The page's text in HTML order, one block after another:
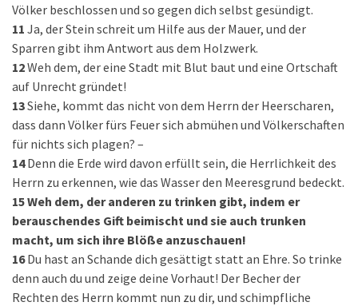
Völker beschlossen und so gegen dich selbst gesündigt.
11 Ja, der Stein schreit um Hilfe aus der Mauer, und der
Sparren gibt ihm Antwort aus dem Holzwerk.
12Weh dem, der eine Stadt mit Blut baut und eine Ortschaft
auf Unrecht gründet!
13Siehe, kommt das nicht von dem Herrn der Heerscharen,
dass dann Völker fürs Feuer sich abmühen und Völkerschaften
für nichts sich plagen? –
14 Denn die Erde wird davon erfüllt sein, die Herrlichkeit des
Herrn zu erkennen, wie das Wasser den Meeresgrund bedeckt.
15Weh dem, der anderen zu trinken gibt, indem er
berauschendes Gift beimischt und sie auch trunken
macht, um sich ihre Blöße anzuschauen!
16 Du hast an Schande dich gesättigt statt an Ehre. So trinke
denn auch du und zeige deine Vorhaut! Der Becher der
Rechten des Herrn kommt nun zu dir, und schimpfliche